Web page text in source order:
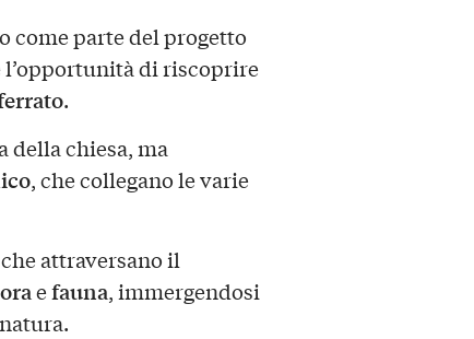
come parte del progetto
l’opportunità di riscoprire
.
della chiesa, ma
, che collegano le varie
attraversano il
efauna, immergendosi